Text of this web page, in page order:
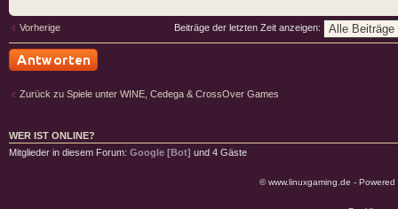
Vorherige Beiträge der letzten Zeit anzeigen:
Zurück zu Spiele unter WINE, Cedega & CrossOver Games
WER IST ONLINE?
Mitglieder in diesem Forum: Google [Bot] und 4 Gäste
© www.linuxgaming.de -